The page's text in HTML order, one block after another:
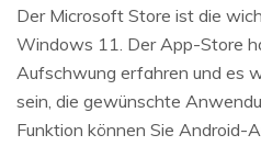
Der Microsoft Store ist die
Windows 11. Der App-Store
Aufschwung erfahren und es
sein, die gewünschte
Funktion können Sie Android-